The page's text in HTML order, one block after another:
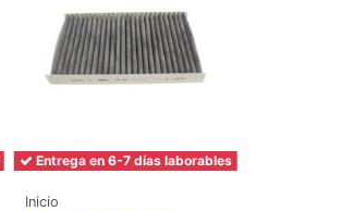
Entrega en 6-7 días laborables
Inicio